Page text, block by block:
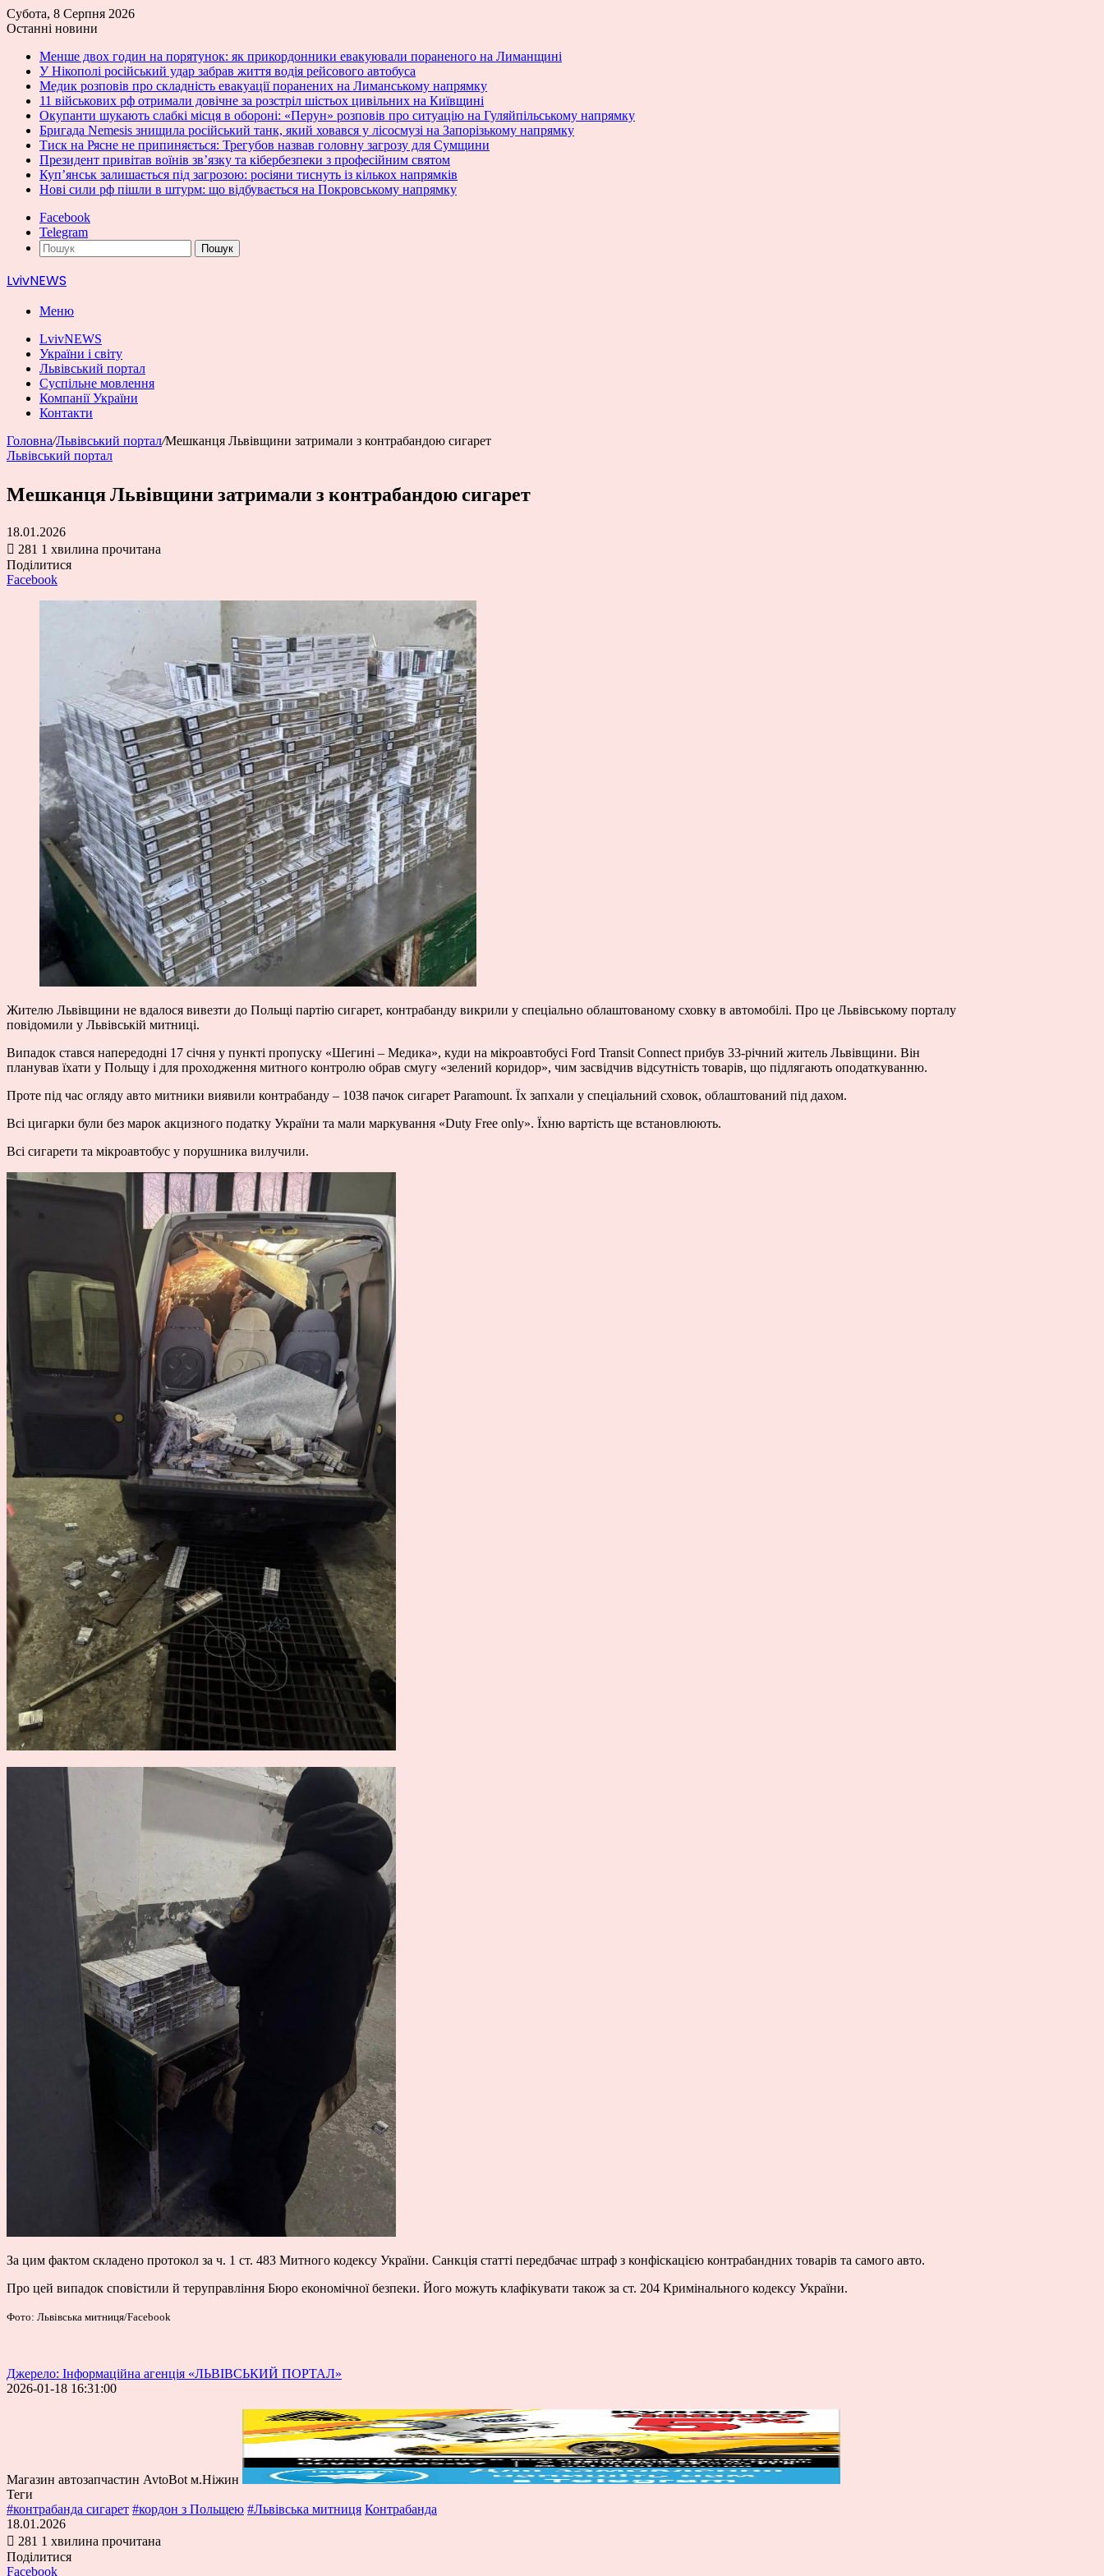
Субота, 8 Серпня 2026
Останні новини
Менше двох годин на порятунок: як прикордонники евакуювали пораненого на Лиманщині
У Нікополі російський удар забрав життя водія рейсового автобуса
Медик розповів про складність евакуації поранених на Лиманському напрямку
11 військових рф отримали довічне за розстріл шістьох цивільних на Київщині
Окупанти шукають слабкі місця в обороні: «Перун» розповів про ситуацію на Гуляйпільському напрямку
Бригада Nemesis знищила російський танк, який ховався у лісосмузі на Запорізькому напрямку
Тиск на Рясне не припиняється: Трегубов назвав головну загрозу для Сумщини
Президент привітав воїнів зв’язку та кібербезпеки з професійним святом
Куп’янськ залишається під загрозою: росіяни тиснуть із кількох напрямків
Нові сили рф пішли в штурм: що відбувається на Покровському напрямку
Facebook
Telegram
Пошук
LvivNEWS
Меню
LvivNEWS
України і світу
Львівський портал
Суспільне мовлення
Компанії України
Контакти
Головна/Львівський портал/Мешканця Львівщини затримали з контрабандою сигарет
Львівський портал
Мешканця Львівщини затримали з контрабандою сигарет
18.01.2026
281 1 хвилина прочитана
Поділитися
Facebook
Жителю Львівщини не вдалося вивезти до Польщі партію сигарет, контрабанду викрили у спеціально облаштованому сховку в автомобілі. Про це Львівському порталу
повідомили у Львівській митниці.
Випадок стався напередодні 17 січня у пункті пропуску «Шегині – Медика», куди на мікроавтобусі Ford Transit Connect прибув 33-річний житель Львівщини. Він
планував їхати у Польщу і для проходження митного контролю обрав смугу «зелений коридор», чим засвідчив відсутність товарів, що підлягають оподаткуванню.
Проте під час огляду авто митники виявили контрабанду – 1038 пачок сигарет Paramount. Їх запхали у спеціальний сховок, облаштований під дахом.
Всі цигарки були без марок акцизного податку України та мали маркування «Duty Free only». Їхню вартість ще встановлюють.
Всі сигарети та мікроавтобус у порушника вилучили.
За цим фактом складено протокол за ч. 1 ст. 483 Митного кодексу України. Санкція статті передбачає штраф з конфіскацією контрабандних товарів та самого авто.
Про цей випадок сповістили й теруправління Бюро економічної безпеки. Його можуть клафікувати також за ст. 204 Кримінального кодексу України.
Фото: Львівська митниця/Facebook
Джерело: Інформаційна агенція «ЛЬВІВСЬКИЙ ПОРТАЛ»
2026-01-18 16:31:00
Магазин автозапчастин AvtoBot м.Ніжин
Теги
#контрабанда сигарет #кордон з Польщею #Львівська митниця Контрабанда
18.01.2026
281 1 хвилина прочитана
Поділитися
Facebook